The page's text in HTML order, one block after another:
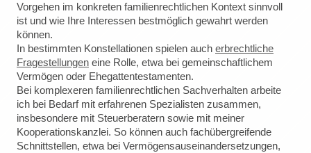
Vorgehen im konkreten familienrechtlichen Kontext sinnvoll
ist und wie Ihre Interessen bestmöglich gewahrt werden
können.
In bestimmten Konstellationen spielen auch erbrechtliche
Fragestellungen eine Rolle, etwa bei gemeinschaftlichem
Vermögen oder Ehegattentestamenten.
Bei komplexeren familienrechtlichen Sachverhalten arbeite
ich bei Bedarf mit erfahrenen Spezialisten zusammen,
insbesondere mit Steuerberatern sowie mit meiner
Kooperationskanzlei. So können auch fachübergreifende
Schnittstellen, etwa bei Vermögensauseinandersetzungen,